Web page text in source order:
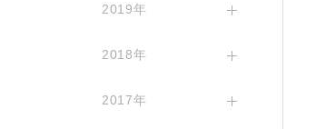
2019年
2018年
2017年